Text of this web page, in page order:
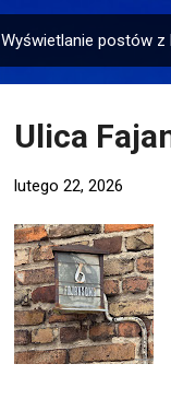
Wyświetlanie postów z
Ulica
lutego 22, 2026